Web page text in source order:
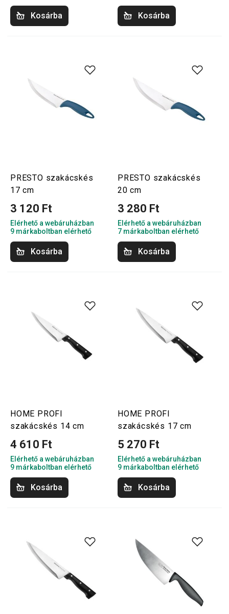
Kosárba Kosárba
PRESTO szakácskés
17 cm
3 120 Ft
Elérhető a webáruházban
9 márkaboltban elérhető
Kosárba
PRESTO szakácskés
20 cm
3 280 Ft
Elérhető a webáruházban
7 márkaboltban elérhető
Kosárba
HOME PROFI
szakácskés 14 cm
4 610 Ft
Elérhető a webáruházban
9 márkaboltban elérhető
Kosárba
HOME PROFI
szakácskés 17 cm
5 270 Ft
Elérhető a webáruházban
9 márkaboltban elérhető
Kosárba